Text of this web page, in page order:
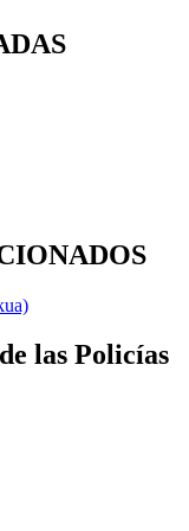
las Policías